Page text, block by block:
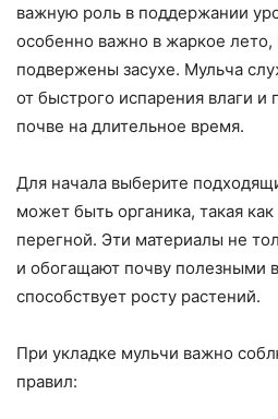
важную роль в поддержании
особенно важно в жаркое лето,
подвержены засухе. Мульча
от быстрого испарения влаги и
почве на длительное время.
Для начала выберите
может быть органика, такая
перегной. Эти материалы не
и обогащают почву полезными
способствует росту растений.
При укладке мульчи важно
правил: